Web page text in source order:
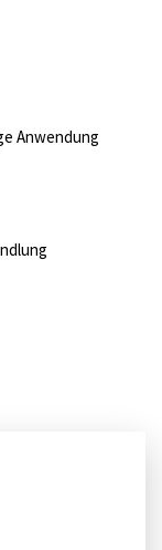
Anwendung